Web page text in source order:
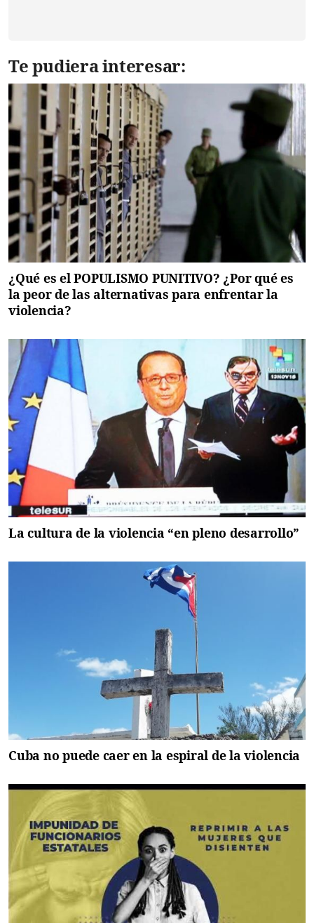
Te pudiera interesar:
¿Qué es el POPULISMO PUNITIVO? ¿Por qué es
la peor de las alternativas para enfrentar la
violencia?
La cultura de la violencia “en pleno desarrollo”
Cuba no puede caer en la espiral de la violencia